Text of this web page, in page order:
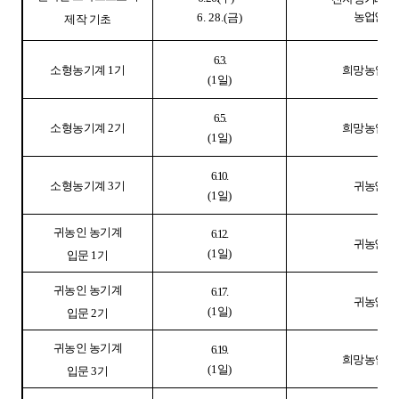
제작 기초
6. 28.(금)
농업인
소형농기계 1 기
6. 3.
(1 일)
희망 농업인
소형농기계2기
6. 5.
(1 일)
희망 농업인
소형농기계3기
6. 10.
(1 일)
귀농인
귀농인 농기계
입문 1 기
6. 12.
(1 일)
귀농인
귀농인 농기계
입문2기
6. 17.
(1 일)
귀농인
귀농인 농기계
입문3기
6. 19.
(1 일)
희망 농업인